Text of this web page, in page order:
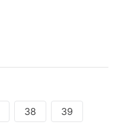
38 39